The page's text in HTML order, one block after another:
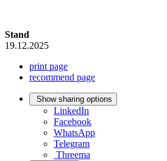
Stand
19.12.2025
print page
recommend page
Show sharing options
LinkedIn
Facebook
WhatsApp
Telegram
Threema